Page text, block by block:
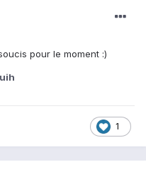
pour le moment :)
1